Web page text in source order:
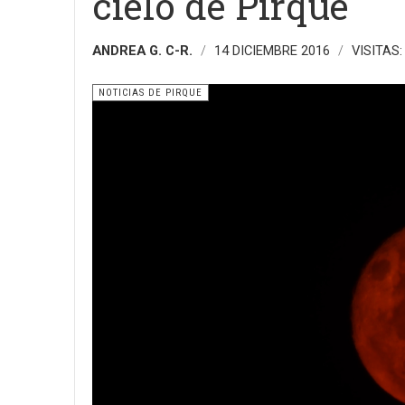
ANDREA G. C-R. 14 DICIEMBRE 2016
NOTICIAS DE PIRQUE